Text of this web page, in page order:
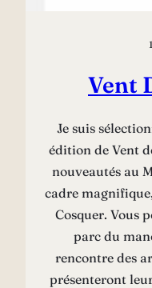
Vent
Je suis
édition de Vent
nouveautés au
cadre
Cosquer. Vous
parc du
rencontre des
présenteront